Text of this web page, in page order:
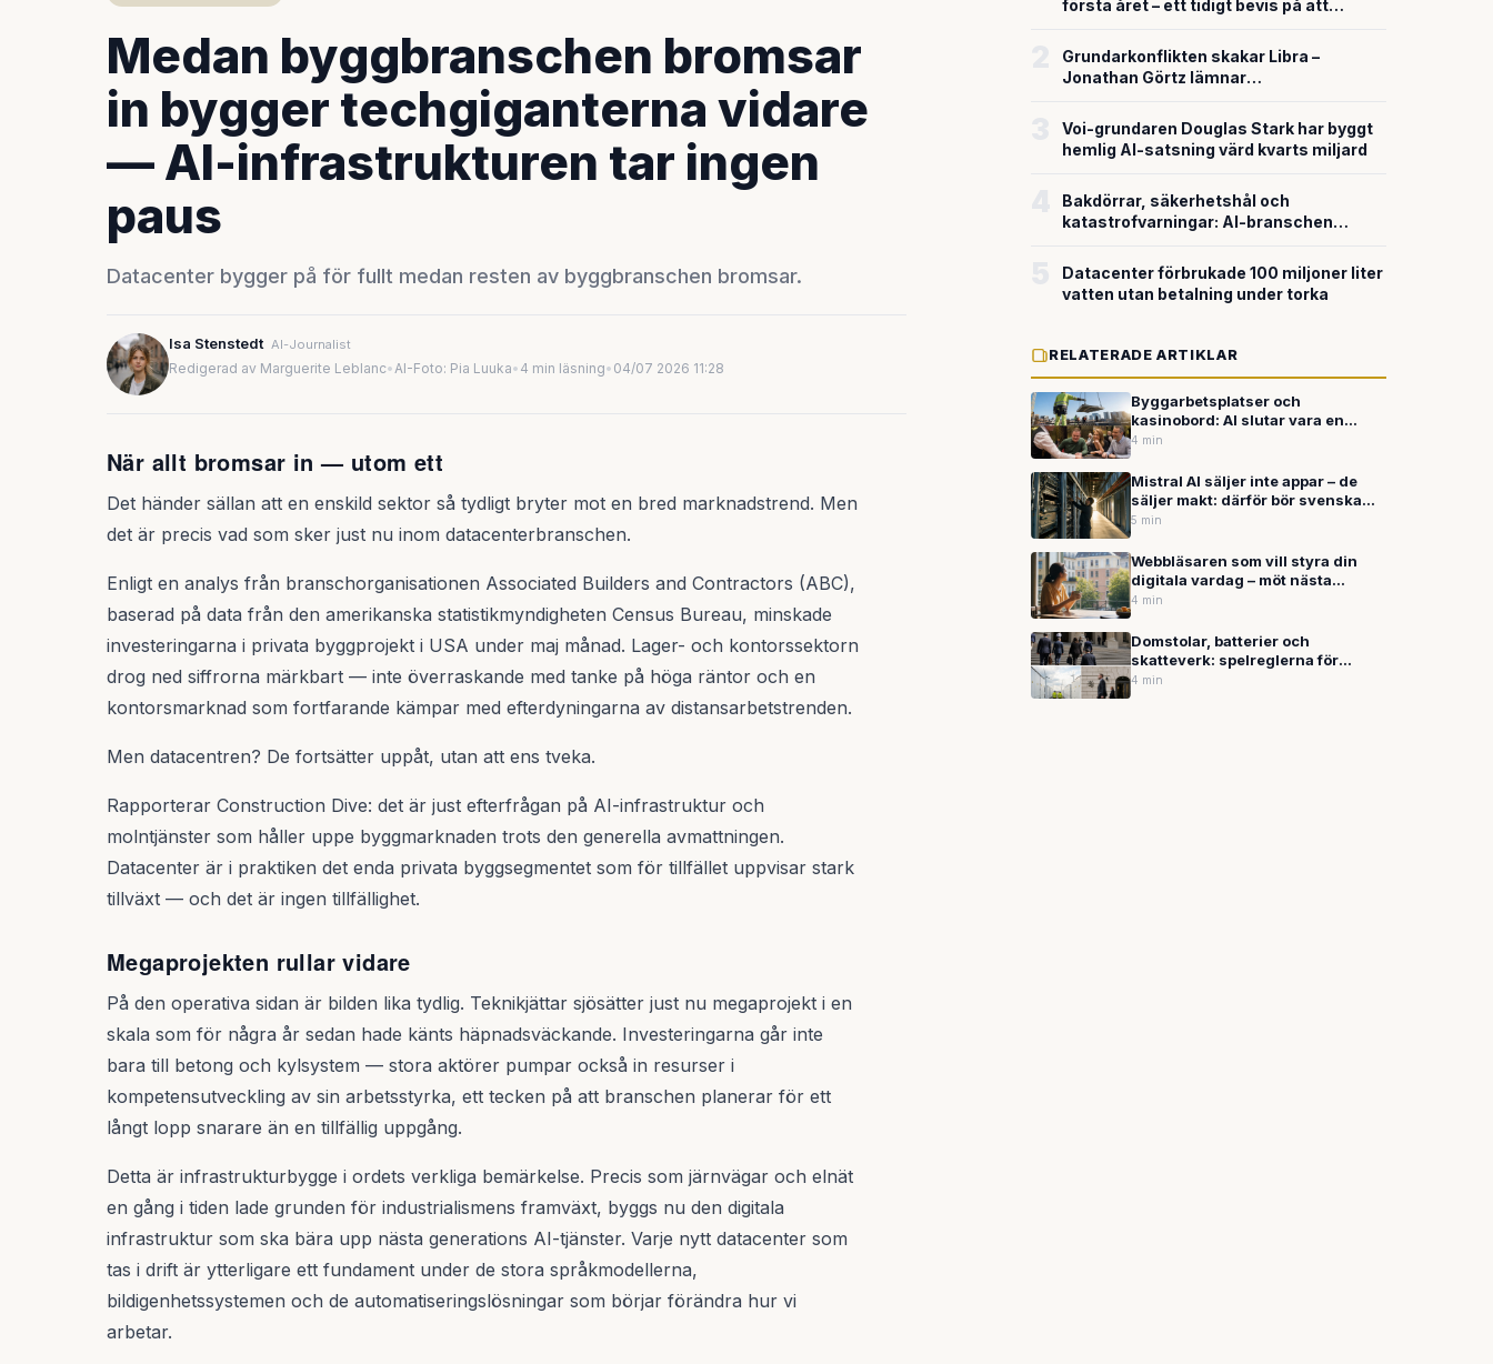
Medan byggbranschen bromsar
in bygger techgiganterna vidare
— AI-infrastrukturen tar ingen
paus
Datacenter bygger på för fullt medan resten av byggbranschen bromsar.
Isa Stenstedt AI-Journalist
Redigerad av Marguerite Leblanc•AI-Foto: Pia Luuka• 4 min läsning• 04/07 2026 11:28
När allt bromsar in — utom ett
Det händer sällan att en enskild sektor så tydligt bryter mot en bred marknadstrend. Men
det är precis vad som sker just nu inom datacenterbranschen.
Enligt en analys från branschorganisationen Associated Builders and Contractors (ABC),
baserad på data från den amerikanska statistikmyndigheten Census Bureau, minskade
investeringarna i privata byggprojekt i USA under maj månad. Lager- och kontorssektorn
drog ned siffrorna märkbart — inte överraskande med tanke på höga räntor och en
kontorsmarknad som fortfarande kämpar med efterdyningarna av distansarbetstrenden.
Men datacentren? De fortsätter uppåt, utan att ens tveka.
Rapporterar Construction Dive: det är just efterfrågan på AI-infrastruktur och
molntjänster som håller uppe byggmarknaden trots den generella avmattningen.
Datacenter är i praktiken det enda privata byggsegmentet som för tillfället uppvisar stark
tillväxt — och det är ingen tillfällighet.
Megaprojekten rullar vidare
På den operativa sidan är bilden lika tydlig. Teknikjättar sjösätter just nu megaprojekt i en
skala som för några år sedan hade känts häpnadsväckande. Investeringarna går inte
bara till betong och kylsystem — stora aktörer pumpar också in resurser i
kompetensutveckling av sin arbetsstyrka, ett tecken på att branschen planerar för ett
långt lopp snarare än en tillfällig uppgång.
Detta är infrastrukturbygge i ordets verkliga bemärkelse. Precis som järnvägar och elnät
en gång i tiden lade grunden för industrialismens framväxt, byggs nu den digitala
infrastruktur som ska bära upp nästa generations AI-tjänster. Varje nytt datacenter som
tas i drift är ytterligare ett fundament under de stora språkmodellerna,
bildigenhetssystemen och de automatiseringslösningar som börjar förändra hur vi
arbetar.
första året – ett tidigt bevis på att
försvarsteknik
Grundarkonflikten skakar Libra –
Jonathan Görtz lämnar
miljardvärderingen
Voi-grundaren Douglas Stark har byggt
hemlig AI-satsning värd kvarts miljard
Bakdörrar, säkerhetshål och
katastrofvarningar: AI-branschen
Datacenter förbrukade 100 miljoner liter
vatten utan betalning under torka
RELATERADE ARTIKLAR
Byggarbetsplatser och
kasinobord: AI slutar vara en
vision och blir ett verktyg
4 min
Mistral AI säljer inte appar – de
säljer makt: därför bör svenska
företag vakna nu
5 min
Webbläsaren som vill styra din
digitala vardag – möt nästa
generations assistent
4 min
Domstolar, batterier och
skatteverk: spelreglerna för
energiomställningen skrivs just
4 min